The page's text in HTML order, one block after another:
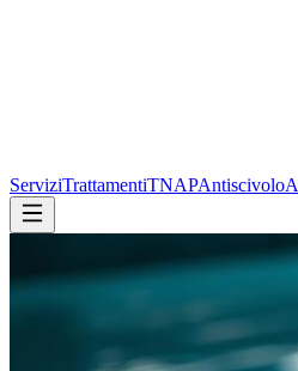
ServiziTrattamentiTNAPAntiscivolo